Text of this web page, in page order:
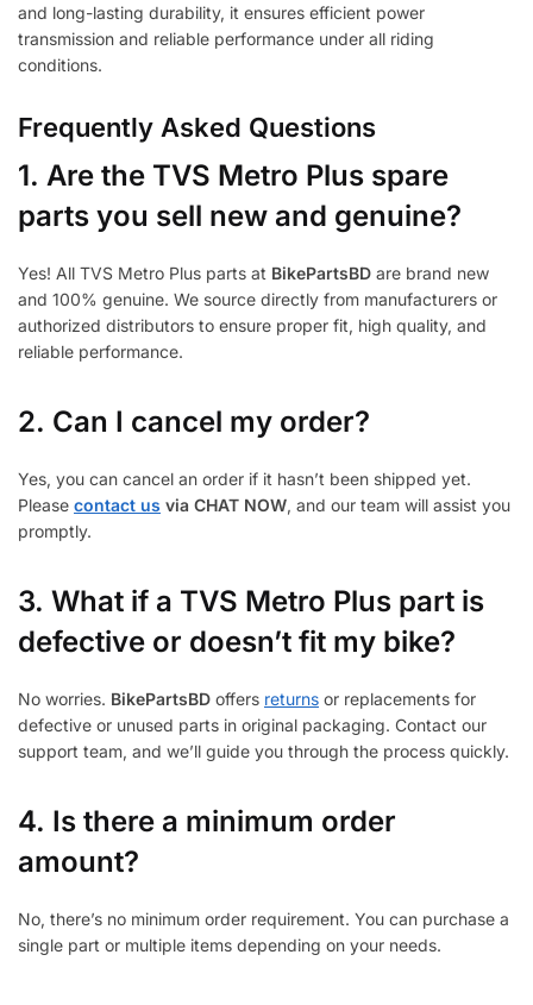
and long-lasting durability, it ensures efficient power
transmission and reliable performance under all riding
conditions.
Frequently Asked Questions
1. Are the TVS Metro Plus spare
parts you sell new and genuine?
Yes! All TVS Metro Plus parts at BikePartsBD are brand new
and 100% genuine. We source directly from manufacturers or
authorized distributors to ensure proper fit, high quality, and
reliable performance.
2. Can I cancel my order?
Yes, you can cancel an order if it hasn’t been shipped yet.
Please contact us via CHAT NOW, and our team will assist you
promptly.
3. What if a TVS Metro Plus part is
defective or doesn’t fit my bike?
No worries. BikePartsBD offers returns or replacements for
defective or unused parts in original packaging. Contact our
support team, and we’ll guide you through the process quickly.
4. Is there a minimum order
amount?
No, there’s no minimum order requirement. You can purchase a
single part or multiple items depending on your needs.